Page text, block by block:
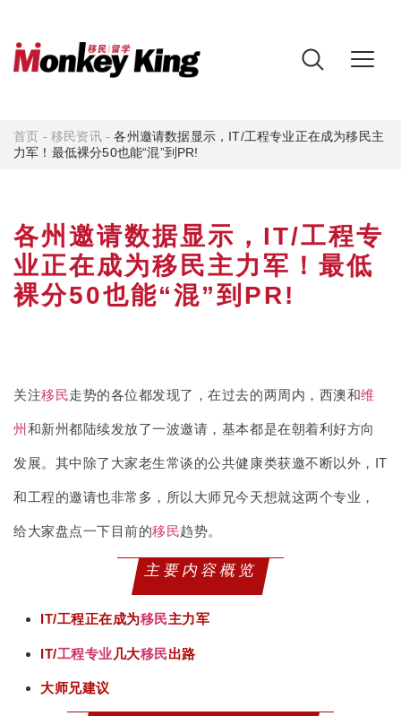
首页 -移民资讯-各州邀请数据显示，IT/工程专业正在成为移民主
力军！最低裸分50也能“混”到PR!
各州邀请数据显示，IT/工程专
业正在成为移民主力军！最低
裸分50也能“混”到PR!
关注移民走势的各位都发现了，在过去的两周内，西澳和维
州 和新州都陆续发放了一波邀请，基本都是在朝着利好方向
发展。其中除了大家老生常谈的公共健康类获邀不断以外，IT
和工程的邀请也非常多，所以大师兄今天想就这两个专业，
给大家盘点一下目前的移民趋势。
主要内容概览
IT/工程正在成为移民主力军
IT/工程专业 几大移民出路
大师兄建议